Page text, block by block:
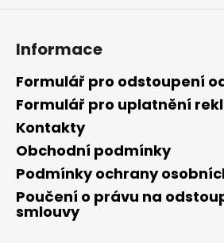
j
í
t
?
HLEDAT
Informace
Formulář pro odstoupení
Formulář pro uplatnění
Kontakty
Obchodní podmínky
Podmínky ochrany
Poučení o právu na
smlouvy